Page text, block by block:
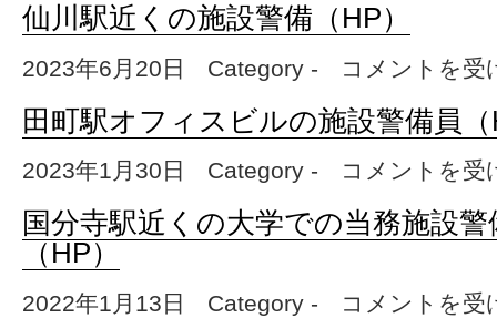
仙川駅近くの施設警備（HP）
2023年6月20日 Category - 仙川駅近くの施設警
コメントを受
田町駅オフィスビルの施設警備員
2023年1月30日 Category - 田町駅オフィスビル
コメントを受
国分寺駅近くの大学での当務施設
（HP）
2022年1月13日 Category - 国分寺駅近くの大学
コメントを受